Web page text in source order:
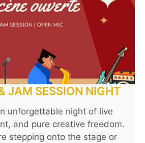
JAM SESSION NIGHT
unforgettable night of live
and pure creative freedom.
stepping onto the stage or